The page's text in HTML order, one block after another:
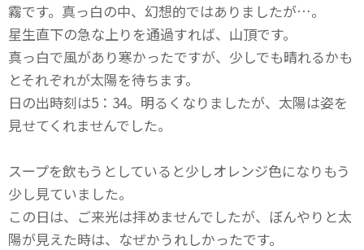
霧です。真っ白の中、幻想的ではありましたが…。
星生直下の急な上りを通過すれば、山頂です。
真っ白で風があり寒かったですが、少しでも晴れるかも
とそれぞれが太陽を待ちます。
日の出時刻は5：34。明るくなりましたが、太陽は姿を
見せてくれませんでした。
スープを飲もうとしていると少しオレンジ色になりもう
少し見ていました。
この日は、ご来光は拝めませんでしたが、ぼんやりと太
陽が見えた時は、なぜかうれしかったです。